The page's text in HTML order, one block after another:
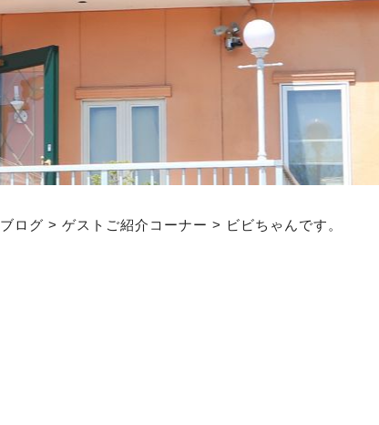
ブログ > ゲストご紹介コーナー > ビビちゃんです。